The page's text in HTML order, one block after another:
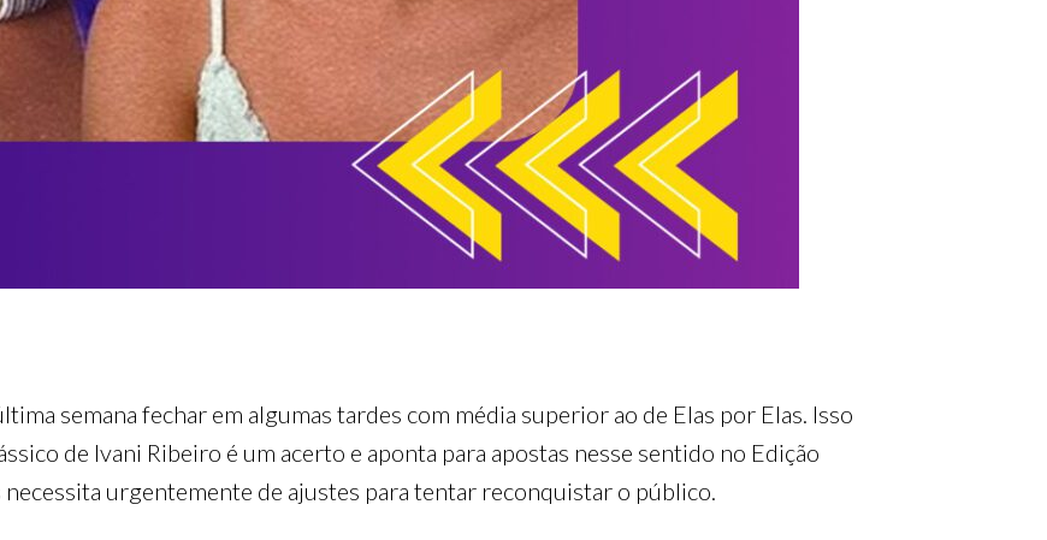
semana fechar em algumas tardes com média superior ao de Elas por Elas. Isso
de Ivani Ribeiro é um acerto e aponta para apostas nesse sentido no Edição
urgentemente de ajustes para tentar reconquistar o público.